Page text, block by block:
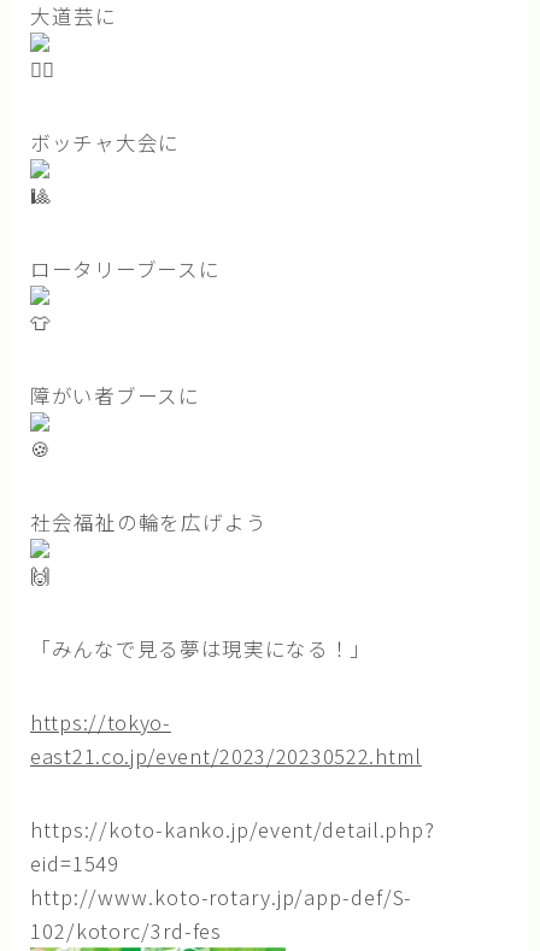
大道芸に
ボッチャ大会に
ロータリーブースに
障がい者ブースに
社会福祉の輪を広げよう
「みんなで見る夢は現実になる！」
https://tokyo-
east21.co.jp/event/2023/20230522.html
https://koto-kanko.jp/event/detail.php?
eid=1549
http://www.koto-rotary.jp/app-def/S-
102/kotorc/3rd-fes